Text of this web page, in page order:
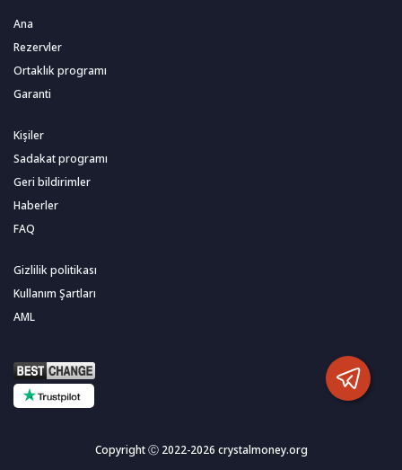
Ana
Rezervler
Ortaklık programı
Garanti
Kişiler
Sadakat programı
Geri bildirimler
Haberler
FAQ
Gizlilik politikası
Kullanım Şartları
AML
Copyright Ⓒ 2022-2026 crystalmoney.org